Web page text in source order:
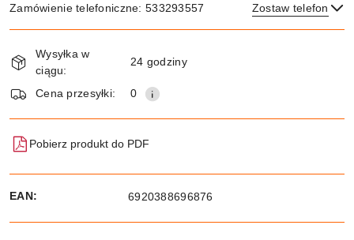
Zamówienie telefoniczne: 533293557 Zostaw telefon
i
dostawa
Wysyłka w
ciągu:
24 godziny
Cena przesyłki: 0
Pobierz produkt do PDF
EAN: 6920388696876